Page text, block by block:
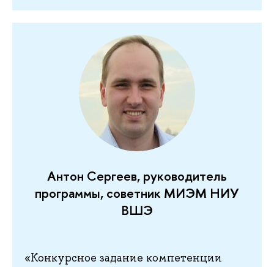
Антон Сергеев, руководитель
программы, советник МИЭМ НИУ
ВШЭ
«Конкурсное задание компетенции